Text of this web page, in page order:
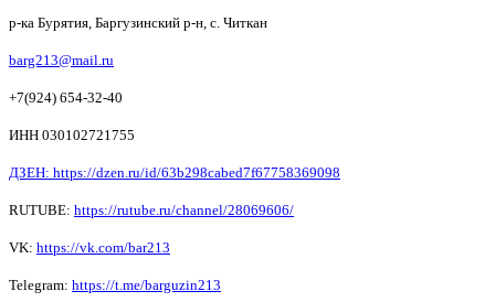
р-ка Бурятия, Баргузинский р-н, с. Читкан
barg213@mail.ru
+7(924) 654-32-40
ИНН 030102721755
ДЗЕН: https://dzen.ru/id/63b298cabed7f67758369098
RUTUBE: https://rutube.ru/channel/28069606/
VK: https://vk.com/bar213
Telegram: https://t.me/barguzin213